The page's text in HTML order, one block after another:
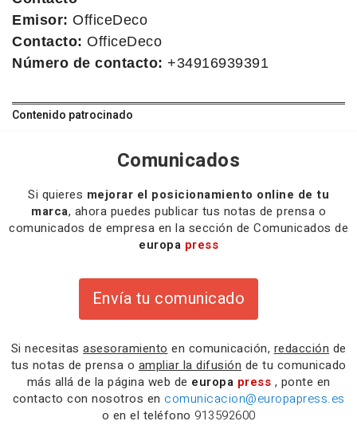
Emisor: OfficeDeco
Contacto: OfficeDeco
Número de contacto: +34916939391
Contenido patrocinado
Comunicados
Si quieres mejorar el posicionamiento online de tu
marca, ahora puedes publicar tus notas de prensa o
comunicados de empresa en la sección de Comunicados de
europa press
Envía tu comunicado
Si necesitas asesoramiento en comunicación, redacción de
tus notas de prensa o ampliar la difusión de tu comunicado
más allá de la página web de europa press , ponte en
contacto con nosotros en comunicacion@europapress.es
o en el teléfono 913592600